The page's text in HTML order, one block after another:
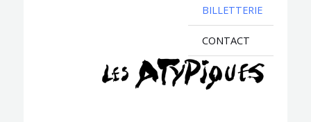
BILLETTERIE
CONTACT